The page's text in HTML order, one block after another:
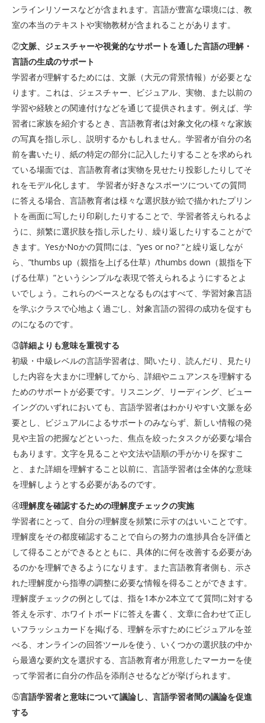
ンラインリソースなどが含まれます。言語が豊富な環境には、教
室の本当のテキストや実物教材が含まれることがあります。
②文脈、ジェスチャーや視覚的なサポートを通した言語の理解・
言語の生成のサポート
学習者が理解するためには、文脈（大元の背景情報）が必要とな
ります。これは、ジェスチャー、ビジュアル、実物、また以前の
学習や経験との関連付けなどを通じて提供されます。例えば、学
習者に家族を紹介するとき、言語教育者は対象文化の様々な家族
の写真を指し示し、説明するかもしれません。学習者が自分の名
前を書いたり、紙の特定の部分に記入したりすることを求められ
ている場面では、言語教育者は実物を見せたり投影したりしてそ
れをモデル化します。 学習者が好きなスポーツについての質問
に答える場合、言語教育者は様々な選択肢が絵で描かれたプリン
トを画面に写したり印刷したりすることで、学習者答えられるよ
うに、頻繁に選択肢を指し示したり、繰り返したりすることがで
きます。YesかNoかの質問には、”yes or no? “と繰り返しなが
ら、”thumbs up（親指を上げる仕草）/thumbs down（親指を下
げる仕草）”というシンプルな表現で答えられるようにするとよ
いでしょう。これらのベースとなるものはすべて、学習対象言語
を学ぶクラスで心地よく過ごし、対象言語の習得の成功を促すも
のになるのです。
③詳細よりも意味を重視する
初級・中級レベルの言語学習者は、聞いたり、読んだり、見たり
した内容を大まかに理解してから、詳細やニュアンスを理解する
ためのサポートが必要です。リスニング、リーディング、ビュー
イングのいずれにおいても、言語学習者はわかりやすい文脈を必
要とし、ビジュアルによるサポートのみならず、新しい情報の発
見や主旨の把握などといった、焦点を絞ったタスクが必要な場合
もあります。文字を見ることや文法や語順の手がかりを探すこ
と、また詳細を理解すること以前に、言語学習者は全体的な意味
を理解しようとする必要があるのです。
④理解度を確認するための理解度チェックの実施
学習者にとって、自分の理解度を頻繁に示すのはいいことです。
理解度をその都度確認することで自らの努力の進捗具合を評価と
して得ることができるとともに、具体的に何を改善する必要があ
るのかを理解できるようになります。また言語教育者側も、示さ
れた理解度から指導の調整に必要な情報を得ることができます。
理解度チェックの例としては、指を1本か2本立てて質問に対する
答えを示す、ホワイトボードに答えを書く、文章に合わせて正し
いフラッシュカードを掲げる、理解を示すためにビジュアルを並
べる、オンラインの回答ツールを使う、いくつかの選択肢の中か
ら最適な要約文を選択する、言語教育者が用意したマーカーを使
って学習者に自分の作品を添削させるなどが挙げられます。
⑤言語学習者と意味について議論し、言語学習者間の議論を促進
する